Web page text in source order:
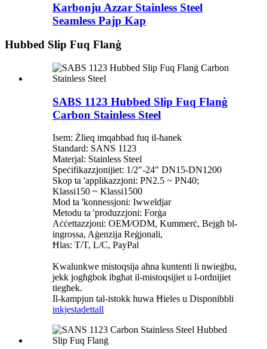
Karbonju Azzar Stainless Steel
Seamless Pajp Kap
Hubbed Slip Fuq Flanġ
SABS 1123 Hubbed Slip Fuq Flanġ
Carbon Stainless Steel
Isem: Żlieq imqabbad fuq il-ħanek
Standard: SANS 1123
Materjal: Stainless Steel
Speċifikazzjonijiet: 1/2"-24" DN15-DN1200
Skop ta 'applikazzjoni: PN2.5 ~ PN40;
Klassi150 ~ Klassi1500
Mod ta 'konnessjoni: Iwweldjar
Metodu ta 'produzzjoni: Forġa
Aċċettazzjoni: OEM/ODM, Kummerċ, Bejgħ bl-
ingrossa, Aġenzija Reġjonali,
Ħlas: T/T, L/C, PayPal
Kwalunkwe mistoqsija aħna kuntenti li nwieġbu,
jekk jogħġbok ibgħat il-mistoqsijiet u l-ordnijiet
tiegħek.
Il-kampjun tal-istokk huwa Ħieles u Disponibbli
inkjestadettall